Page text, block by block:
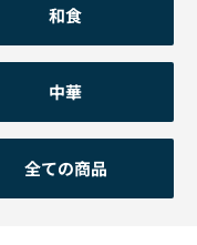
和食
中華
全ての商品